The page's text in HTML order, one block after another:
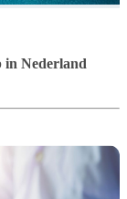
in Nederland